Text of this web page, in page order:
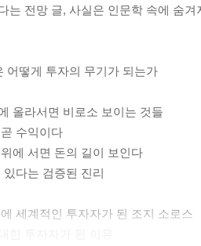
는 전망 글, 사실은 인문학 속에 숨
어떻게 투자의 무기가 되는가
올라서면 비로소 보이는 것들
수익이다
에 서면 돈의 길이 보인다
있다는 검증된 진리
세계적인 투자자가 된 조지 소로스